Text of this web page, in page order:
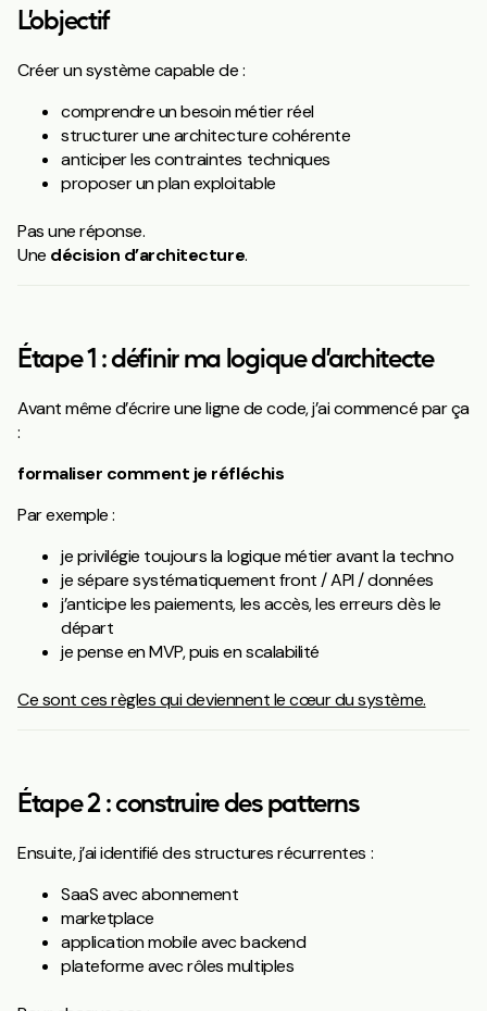
L’objectif
Créer un système capable de :
comprendre un besoin métier réel
structurer une architecture cohérente
anticiper les contraintes techniques
proposer un plan exploitable
Pas une réponse.
Une décision d’architecture.
Étape 1 : définir ma logique d’architecte
Avant même d’écrire une ligne de code, j’ai commencé par ça
:
formaliser comment je réfléchis
Par exemple :
je privilégie toujours la logique métier avant la techno
je sépare systématiquement front / API / données
j’anticipe les paiements, les accès, les erreurs dès le
départ
je pense en MVP, puis en scalabilité
Ce sont ces règles qui deviennent le cœur du système.
Étape 2 : construire des patterns
Ensuite, j’ai identifié des structures récurrentes :
SaaS avec abonnement
marketplace
application mobile avec backend
plateforme avec rôles multiples